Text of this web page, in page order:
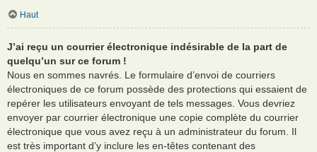
Haut
J’ai reçu un courrier électronique indésirable de la part de
quelqu’un sur ce forum !
Nous en sommes navrés. Le formulaire d’envoi de courriers
électroniques de ce forum possède des protections qui essaient de
repérer les utilisateurs envoyant de tels messages. Vous devriez
envoyer par courrier électronique une copie complète du courrier
électronique que vous avez reçu à un administrateur du forum. Il
est très important d’y inclure les en-têtes contenant des